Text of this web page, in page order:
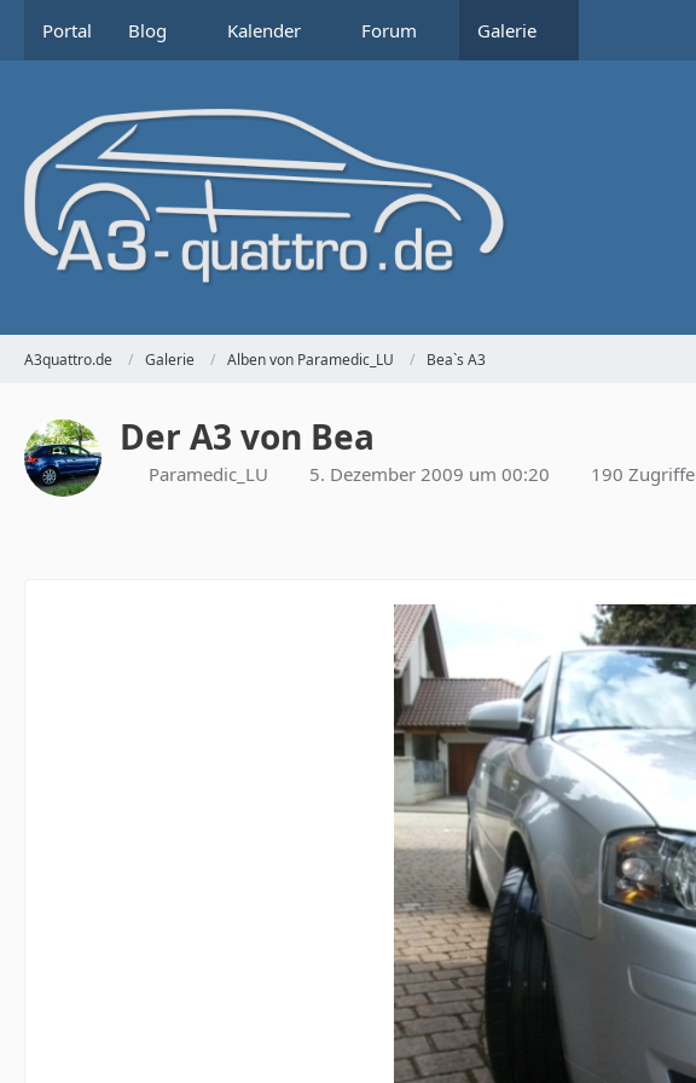
Portal Blog Kalender Forum Galerie
A3quattro.de Galerie Alben von Paramedic_LU Bea`s A3
Der A3 von Bea
Paramedic_LU 5. Dezember 2009 um 00:20 190 Zugriffe